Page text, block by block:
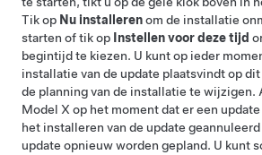
Tik op Nu installerenom de installatie
starten of tik op Instellen voor deze tijd
begintijd te kiezen. U kunt op ieder
installatie van de update plaatsvindt op
de planning van de installatie te wijzigen.
Model X op het moment dat er een
het installeren van de update
update opnieuw worden gepland. U kunt